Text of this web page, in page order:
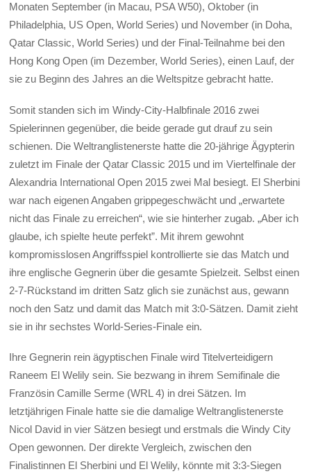
Monaten September (in Macau, PSA W50), Oktober (in
Philadelphia, US Open, World Series) und November (in Doha,
Qatar Classic, World Series) und der Final-Teilnahme bei den
Hong Kong Open (im Dezember, World Series), einen Lauf, der
sie zu Beginn des Jahres an die Weltspitze gebracht hatte.
Somit standen sich im Windy-City-Halbfinale 2016 zwei
Spielerinnen gegenüber, die beide gerade gut drauf zu sein
schienen. Die Weltranglistenerste hatte die 20-jährige Ägypterin
zuletzt im Finale der Qatar Classic 2015 und im Viertelfinale der
Alexandria International Open 2015 zwei Mal besiegt. El Sherbini
war nach eigenen Angaben grippegeschwächt und „erwartete
nicht das Finale zu erreichen“, wie sie hinterher zugab. „Aber ich
glaube, ich spielte heute perfekt”. Mit ihrem gewohnt
kompromisslosen Angriffsspiel kontrollierte sie das Match und
ihre englische Gegnerin über die gesamte Spielzeit. Selbst einen
2-7-Rückstand im dritten Satz glich sie zunächst aus, gewann
noch den Satz und damit das Match mit 3:0-Sätzen. Damit zieht
sie in ihr sechstes World-Series-Finale ein.
Ihre Gegnerin rein ägyptischen Finale wird Titelverteidigern
Raneem El Welily sein. Sie bezwang in ihrem Semifinale die
Französin Camille Serme (WRL 4) in drei Sätzen. Im
letztjährigen Finale hatte sie die damalige Weltranglistenerste
Nicol David in vier Sätzen besiegt und erstmals die Windy City
Open gewonnen. Der direkte Vergleich, zwischen den
Finalistinnen El Sherbini und El Welily, könnte mit 3:3-Siegen